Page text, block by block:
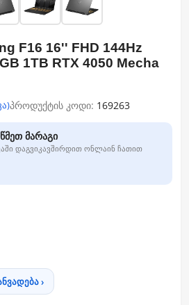
F16 16'' FHD 144Hz
1TB RTX 4050 Mecha
პროდუქტის კოდი: 169263
მარაგი
დაგვიკავშირდით ონლაინ ჩათით
›